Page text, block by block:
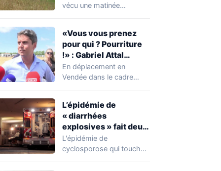
voyage s’installer
heure
vécu une matinée
découverte d'une…
«Vous vous prenez
pour qui ? Pourriture
!» : Gabriel Attal
chahuté sur un
campement illégal
En déplacement en
Vendée dans le cadre
occupations…
L’épidémie de
« diarrhées
explosives » fait deux
premiers morts
L'épidémie de
cyclosporose qui touche